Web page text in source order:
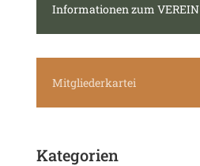
Informationen zum VEREIN
Mitgliederkartei
Kategorien